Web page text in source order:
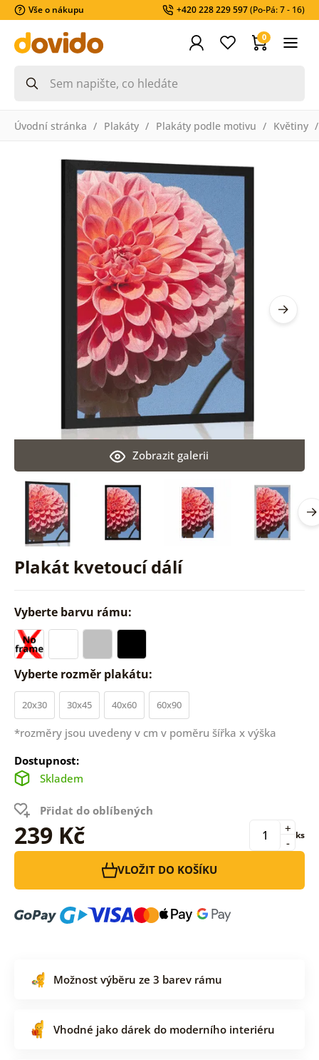
Vše o nákupu +420 228 229 597(Po-Pá: 7 - 16)
0
Úvodní stránka Plakáty Plakáty podle motivu Květiny
Plakát kvetoucí dálí
Zobrazit galerii
Vyberte barvu rámu:
Vyberte rozměr plakátu:
20x30 30x45 40x60 60x90
*rozměry jsou uvedeny v cm v poměru šířka x výška
Dostupnost:
Skladem
Přidat do oblíbených
239 Kč -
+ ks
VLOŽIT DO KOŠÍKU
Možnost výběru ze 3 barev rámu
Vhodné jako dárek do moderního interiéru